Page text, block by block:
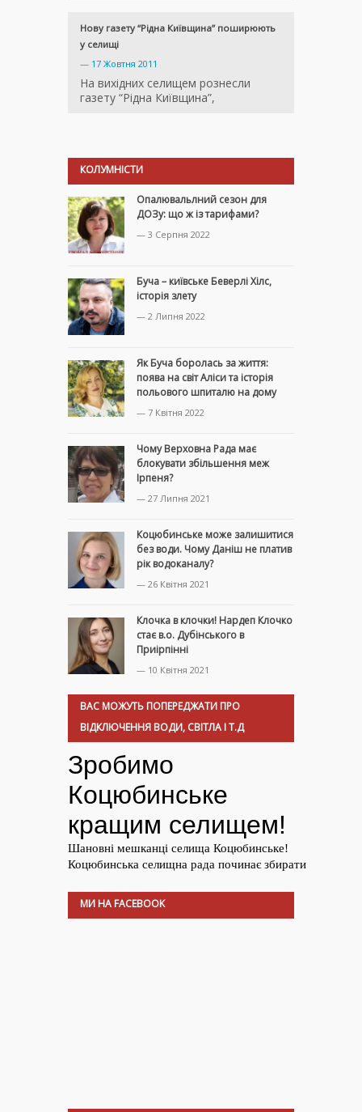
Нову газету “Рідна Київщина” поширюють
у селищі
— 17 Жовтня 2011
На вихідних селищем рознесли
газету “Рідна Київщина”,
КОЛУМНІСТИ
Опалювальлний сезон для
ДОЗу: що ж із тарифами?
— 3 Серпня 2022
Буча – київське Беверлі Хілс,
історія злету
— 2 Липня 2022
Як Буча боролась за життя:
поява на світ Аліси та історія
польового шпиталю на дому
— 7 Квітня 2022
Чому Верховна Рада має
блокувати збільшення меж
Ірпеня?
— 27 Липня 2021
Коцюбинське може залишитися
без води. Чому Даніш не платив
рік водоканалу?
— 26 Квітня 2021
Клочка в клочки! Нардеп Клочко
стає в.о. Дубінського в
Приірпінні
— 10 Квітня 2021
ВАС МОЖУТЬ ПОПЕРЕДЖАТИ ПРО
ВІДКЛЮЧЕННЯ ВОДИ, СВІТЛА І Т.Д
МИ НА FACEBOOK